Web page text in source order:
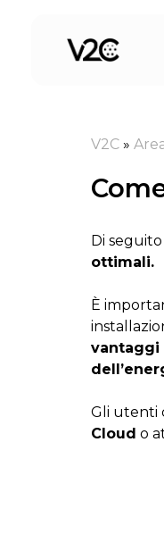
contenuto
V2C »
Di
ottimali.
È
vantaggi
Gli utenti
Cloud o